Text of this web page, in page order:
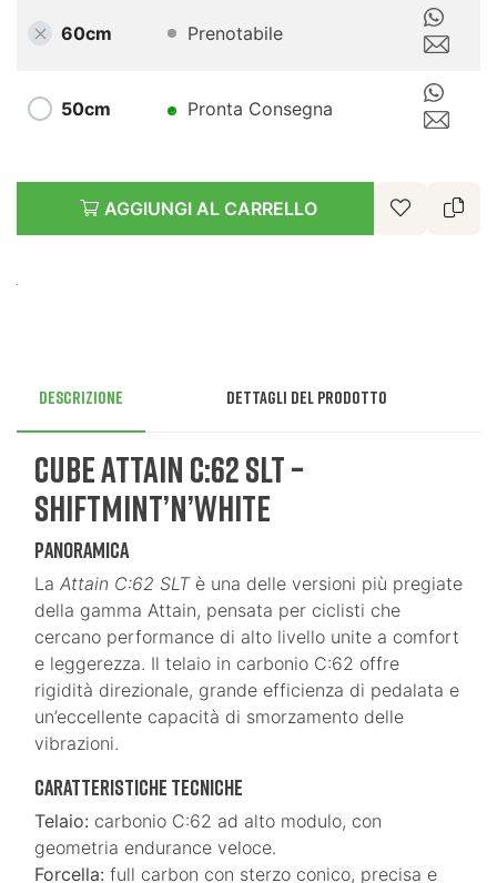
60cm Prenotabile
50cm Pronta Consegna
AGGIUNGI AL CARRELLO
Descrizione Dettagli del prodotto
CUBE Attain C:62 SLT –
Shiftmint’n’White
Panoramica
La Attain C:62 SLTè una delle versioni più pregiate
della gamma Attain, pensata per ciclisti che
cercano performance di alto livello unite a comfort
e leggerezza. Il telaio in carbonio C:62 offre
rigidità direzionale, grande efficienza di pedalata e
un’eccellente capacità di smorzamento delle
vibrazioni.
Caratteristiche tecniche
Telaio: carbonio C:62 ad alto modulo, con
geometria endurance veloce.
Forcella: full carbon con sterzo conico, precisa e